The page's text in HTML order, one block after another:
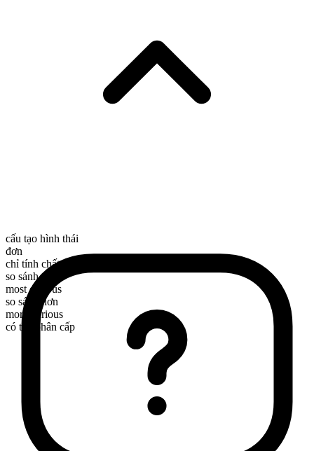
cấu tạo hình thái
đơn
chỉ tính chất
so sánh nhất
most curious
so sánh hơn
more curious
có thể phân cấp